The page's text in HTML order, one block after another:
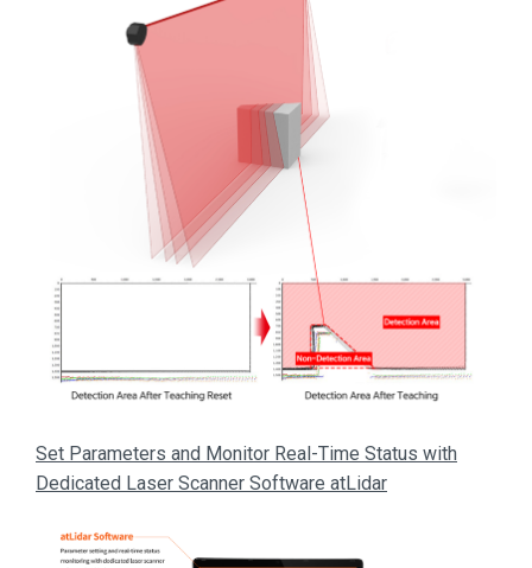
Set Parameters and Monitor Real-Time Status with
Dedicated Laser Scanner Software atLidar